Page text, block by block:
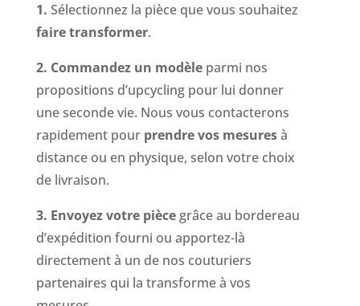
1. Sélectionnez la pièce que vous souhaitez
faire transformer.
2. Commandez un modèleparmi nos
propositions d’upcycling pour lui donner
une seconde vie. Nous vous contacterons
rapidement pour prendre vos mesuresà
distance ou en physique, selon votre choix
de livraison.
3. Envoyez votre piècegrâce au bordereau
d’expédition fourni ou apportez-là
directement à un de nos couturiers
partenaires qui la transforme à vos